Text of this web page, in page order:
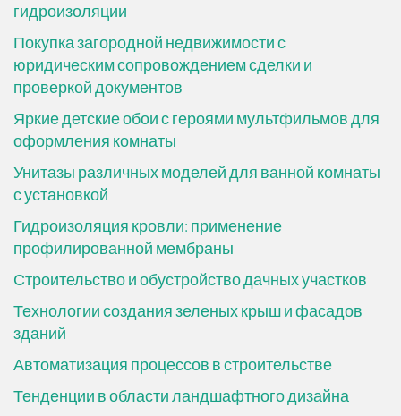
гидроизоляции
Покупка загородной недвижимости с
юридическим сопровождением сделки и
проверкой документов
Яркие детские обои с героями мультфильмов для
оформления комнаты
Унитазы различных моделей для ванной комнаты
с установкой
Гидроизоляция кровли: применение
профилированной мембраны
Строительство и обустройство дачных участков
Технологии создания зеленых крыш и фасадов
зданий
Автоматизация процессов в строительстве
Тенденции в области ландшафтного дизайна